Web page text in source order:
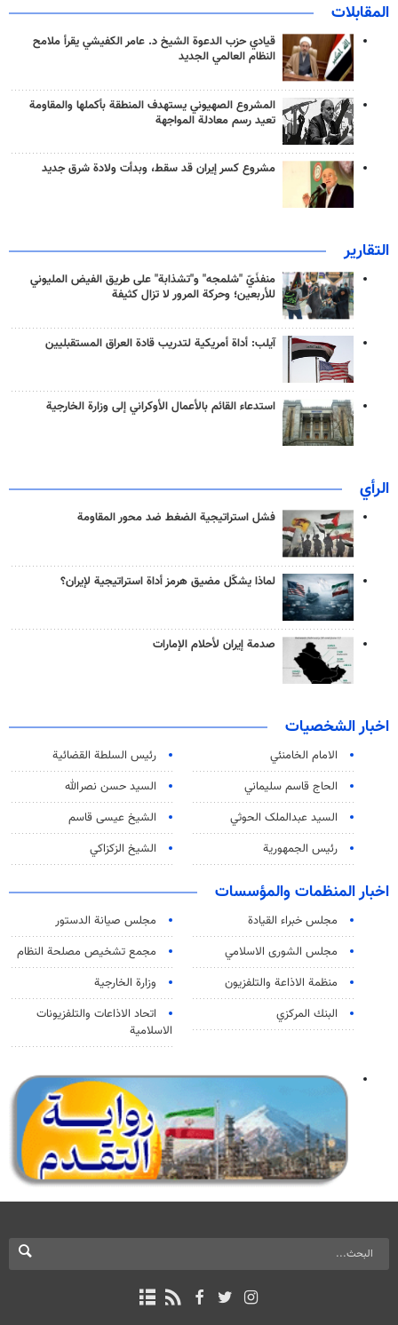
المقابلات
قيادي حزب الدعوة الشيخ د. عامر الكفيشي يقرأ ملامح
النظام العالمي الجديد
المشروع الصهيوني يستهدف المنطقة بأكملها والمقاومة
تعيد رسم معادلة المواجهة
مشروع كسر إيران قد سقط، وبدأت ولادة شرق جديد
التقارير
منفذَيّ "شلمجه" و"تشذابة" على طريق الفيض المليوني
للأربعين؛ وحركة المرور لا تزال كثيفة
آيلب: أداة أمريكية لتدريب قادة العراق المستقبليين
استدعاء القائم بالأعمال الأوكراني إلى وزارة الخارجية
الرأي
فشل استراتيجية الضغط ضد محور المقاومة
لماذا يشكّل مضيق هرمز أداة استراتيجية لإيران؟
صدمة إيران لأحلام الإمارات
اخبار الشخصيات
الامام الخامنئي
رئیس السلطة القضائیة
الحاج قاسم سليماني
السيد حسن نصرالله
السید عبدالملک الحوثي
الشيخ عيسى قاسم
رئيس الجمهورية
الشيخ الزكزاكي
اخبار المنظمات والمؤسسات
مجلس خبراء القيادة
مجلس صيانة الدستور
مجلس الشورى الاسلامي
مجمع تشخيص مصلحة النظام
منظمة الاذاعة والتلفزیون
وزارة الخارجية
البنك المركزي
اتحاد الاذاعات والتلفزيونات
الاسلامية